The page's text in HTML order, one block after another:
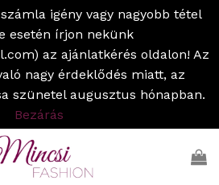
igény vagy nagyobb tétel
esetén írjon nekünk
az ajánlatkérés oldalon! Az
nagy érdeklődés miatt, az
szünetel augusztus hónapban.
Bezárás